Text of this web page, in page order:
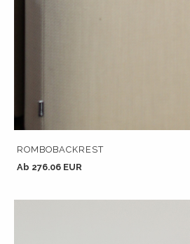
ROMBOBACKREST
Ab 276.06 EUR